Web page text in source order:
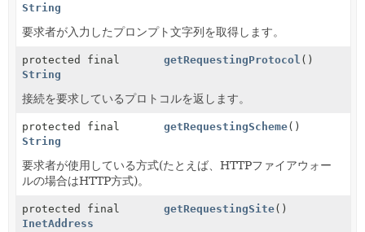
String
要求者が入力したプロンプト文字列を取得します。
protected final
String
getRequestingProtocol ()
接続を要求しているプロトコルを返します。
protected final
String
getRequestingScheme()
要求者が使用している方式(たとえば、HTTPファイアウォー
ルの場合はHTTP方式)。
protected final
InetAddress
getRequestingSite()